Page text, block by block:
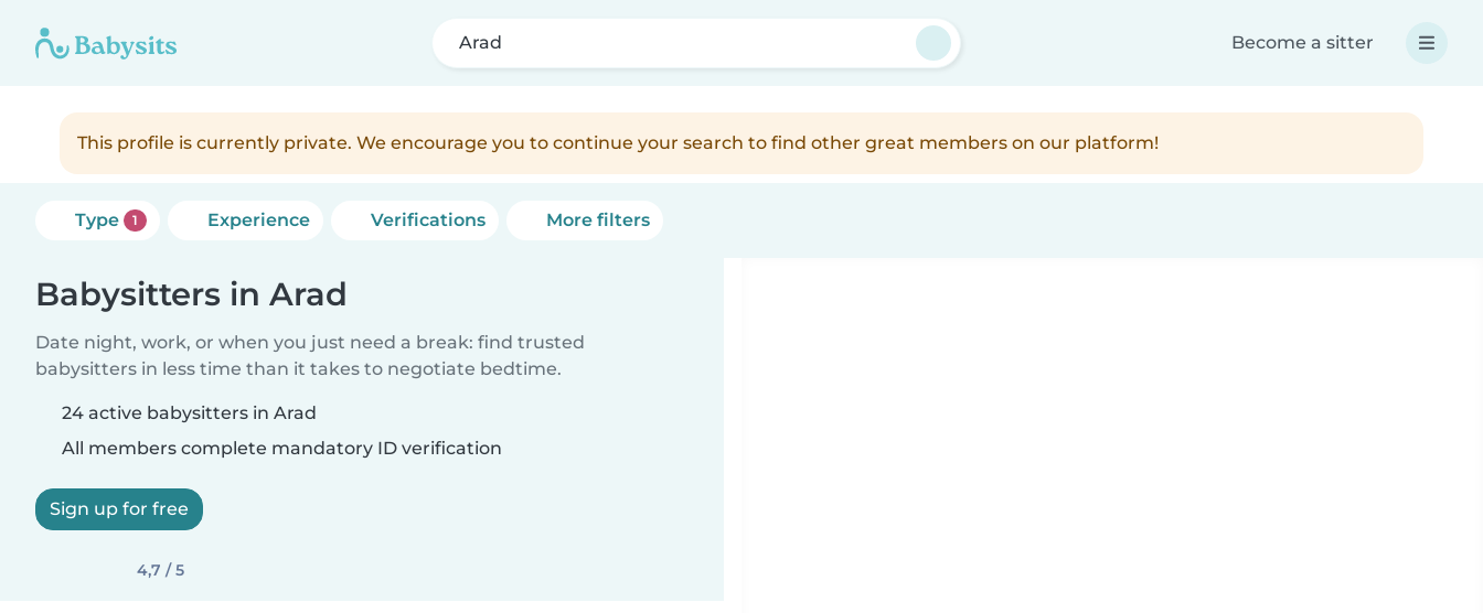
Arad Become a sitter
This profile is currently private. We encourage you to continue your search to find other great members on our platform!
Type 1 Experience Verifications More filters
Babysitters in Arad
Date night, work, or when you just need a break: find trusted
babysitters in less time than it takes to negotiate bedtime.
24 active babysitters in Arad
All members complete mandatory ID verification
Sign up for free
4,7 / 5